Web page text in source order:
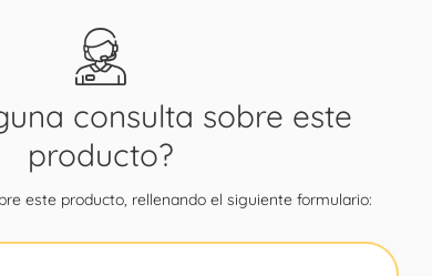
consulta sobre este
producto?
este producto, rellenando el siguiente formulario: